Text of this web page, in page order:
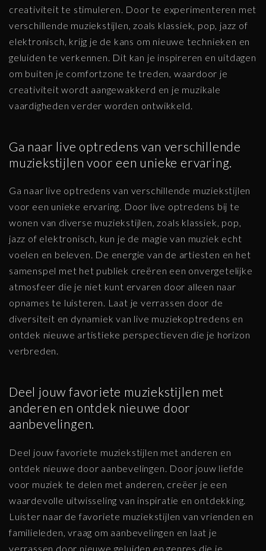
creativiteit te stimuleren. Door te experimenteren met
verschillende muziekstijlen, zoals klassiek, pop, jazz of
elektronisch, krijg je de kans om nieuwe technieken en
geluiden te verkennen. Dit kan je inspireren en uitdagen
om buiten je comfortzone te treden, waardoor je
creativiteit wordt aangewakkerd en je muzikale
vaardigheden verder worden ontwikkeld.
Ga naar live optredens van verschillende
muziekstijlen voor een unieke ervaring.
Ga naar live optredens van verschillende muziekstijlen
voor een unieke ervaring. Door live optredens bij te
wonen van diverse muziekstijlen, zoals klassiek, pop,
jazz of elektronisch, kun je de magie van muziek echt
voelen en beleven. De energie van de artiesten en het
samenspel met het publiek creëren een onvergetelijke
atmosfeer die je niet kunt ervaren door alleen naar
opnames te luisteren. Laat je verrassen door de
diversiteit en dynamiek van live muziekoptredens en
ontdek nieuwe artistieke perspectieven die je horizon
verbreden.
Deel jouw favoriete muziekstijlen met
anderen en ontdek nieuwe door
aanbevelingen.
Deel jouw favoriete muziekstijlen met anderen en
ontdek nieuwe door aanbevelingen. Door jouw liefde
voor muziek te delen met anderen, creëer je een
waardevolle uitwisseling van inspiratie en ontdekking.
Luister naar de favoriete muziekstijlen van vrienden en
familieleden, vraag om aanbevelingen en laat je
verrassen door nieuwe geluiden en genres die je